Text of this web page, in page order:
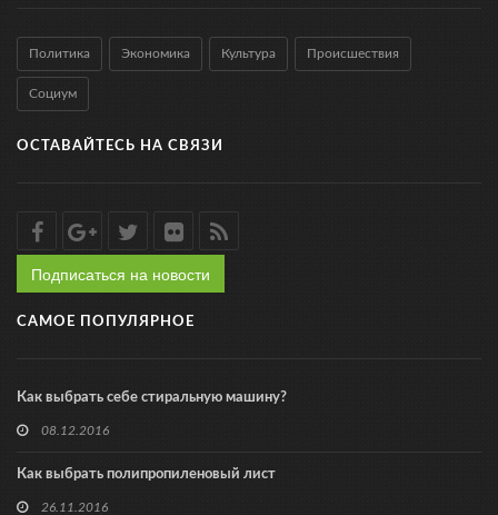
Политика Экономика Культура Происшествия
Социум
ОСТАВАЙТЕСЬ НА СВЯЗИ
Подписаться на новости
САМОЕ ПОПУЛЯРНОЕ
Как выбрать себе стиральную машину?
08.12.2016
Как выбрать полипропиленовый лист
26.11.2016